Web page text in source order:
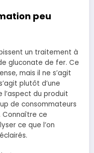
peu
un traitement à
gluconate de fer. Ce
mais il ne s’agit
plutôt d’une
du produit
de consommateurs
ce
ce que l’on